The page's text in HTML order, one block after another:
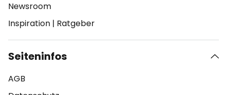
Newsroom
Inspiration | Ratgeber
Seiteninfos
AGB